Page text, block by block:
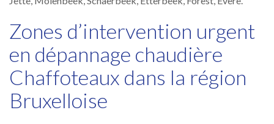
Zones d’intervention urgent
en dépannage chaudière
Chaffoteaux dans la région
Bruxelloise